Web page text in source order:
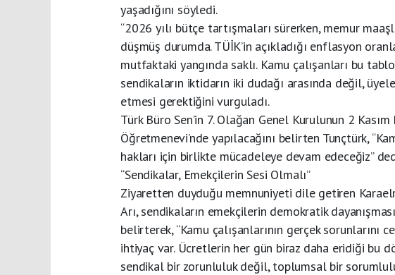
yaşadığını söyledi.
“2026 yılı bütçe tartışmaları sürerken, memur
düşmüş durumda. TÜİK’in açıkladığı enflasyon
mutfaktaki yangında saklı. Kamu çalışanları bu
sendikaların iktidarın iki dudağı arasında değil,
etmesi gerektiğini vurguladı.
Türk Büro Sen’in 7. Olağan Genel Kurulunun 2
Öğretmenevi’nde yapılacağını belirten Tunçtürk,
hakları için birlikte mücadeleye devam edeceğiz”
“Sendikalar, Emekçilerin Sesi Olmalı”
Ziyaretten duyduğu memnuniyeti dile getiren
Arı, sendikaların emekçilerin demokratik
belirterek, “Kamu çalışanlarının gerçek
ihtiyaç var. Ücretlerin her gün biraz daha eridiği bu
sendikal bir zorunluluk değil, toplumsal bir